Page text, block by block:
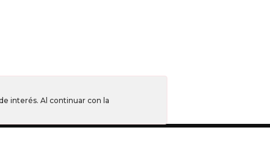
interés. Al continuar con la